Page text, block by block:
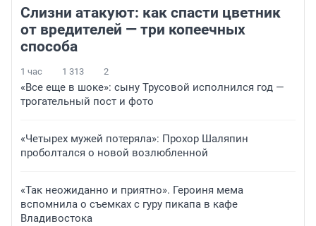
Слизни атакуют: как спасти цветник
от вредителей — три копеечных
способа
1 час 1 313 2
«Все еще в шоке»: сыну Трусовой исполнился год —
трогательный пост и фото
«Четырех мужей потеряла»: Прохор Шаляпин
проболтался о новой возлюбленной
«Так неожиданно и приятно». Героиня мема
вспомнила о съемках с гуру пикапа в кафе
Владивостока